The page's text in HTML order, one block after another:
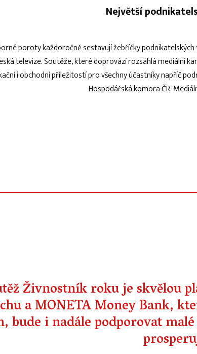
Největší
poroty každoročně sestavují žebříčky
televize. Soutěže, které doprovází rozsáhlá mediální
i obchodní příležitostí pro všechny účastníky napříč
Hospodářská komora ČR.
Živnostník roku je skvělou
a MONETA Money Bank,
bude i nadále podporovat